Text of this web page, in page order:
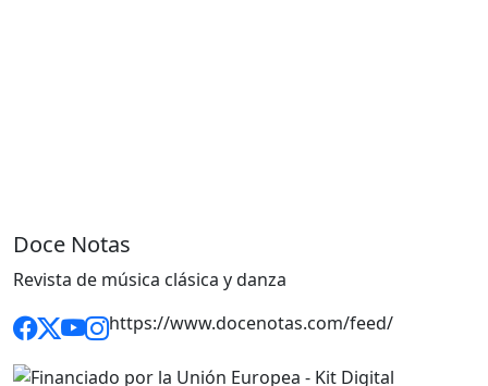
Doce Notas
Revista de música clásica y danza
https://www.docenotas.com/feed/